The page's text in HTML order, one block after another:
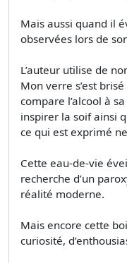
Mais aussi quand il
observées lors de
L’auteur utilise de
Mon verre s’est
compare l’alcool à
inspirer la soif ainsi
ce qui est exprimé
Cette eau-de-vie
recherche d’un
réalité moderne.
Mais encore cette
curiosité,